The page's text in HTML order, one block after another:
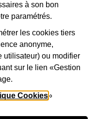
à son bon
paramétrés.
les cookies tiers
anonyme,
utilisateur) ou modifier
sur le lien «Gestion
Cookies»
d'intérêt national Art et
Tremblay-en-France, le
Île-de-France et le
Logo-Tremblay 2-
de-France
4-